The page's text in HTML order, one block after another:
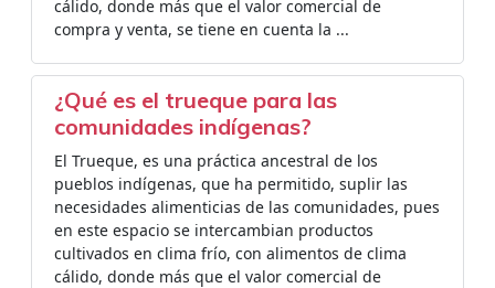
cálido, donde más que el valor comercial de
compra y venta, se tiene en cuenta la ...
¿Qué es el trueque para las
comunidades indígenas?
El Trueque, es una práctica ancestral de los
pueblos indígenas, que ha permitido, suplir las
necesidades alimenticias de las comunidades, pues
en este espacio se intercambian productos
cultivados en clima frío, con alimentos de clima
cálido, donde más que el valor comercial de